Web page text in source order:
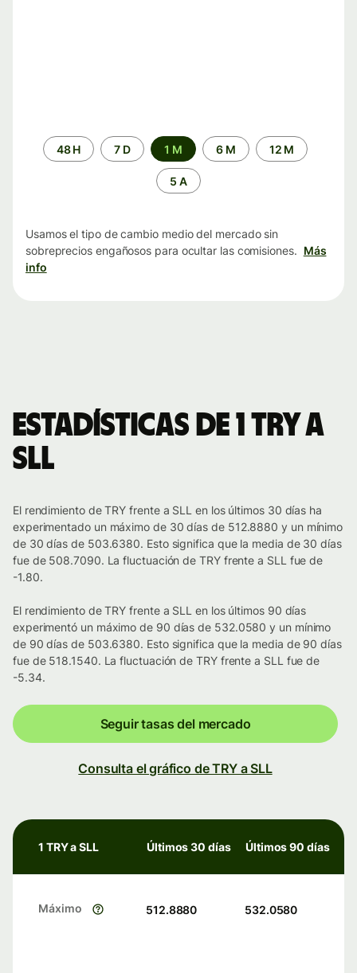
Periodo48 H 7 D 1 M 6 M 12 M
5 A
Usamos el tipo de cambio medio del mercado sin
sobreprecios engañosos para ocultar las comisiones. Más
info
Estadísticas de 1 TRY a
SLL
El rendimiento de TRY frente a SLL en los últimos 30 días ha
experimentado un máximo de 30 días de 512.8880 y un mínimo
de 30 días de 503.6380. Esto significa que la media de 30 días
fue de 508.7090. La fluctuación de TRY frente a SLL fue de
-1.80.
El rendimiento de TRY frente a SLL en los últimos 90 días
experimentó un máximo de 90 días de 532.0580 y un mínimo
de 90 días de 503.6380. Esto significa que la media de 90 días
fue de 518.1540. La fluctuación de TRY frente a SLL fue de
-5.34.
Seguir tasas del mercado
Consulta el gráfico de TRY a SLL
1 TRY a SLL Últimos 30 días Últimos 90 días
Máximo 512.8880 532.0580